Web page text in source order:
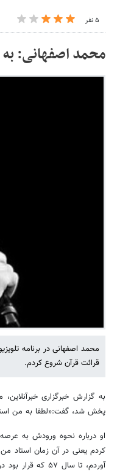
۵ نفر
محمد اصفهانی: به
محمد اصفهانی در برنامه
قرائت قرآن شروع کردم.
به گزارش خبرگزاری
پخش شد، گفت:«لطفا به من
او درباره نحوه ورودش به
کردم یعنی در آن زمان استاد
آوردم، تا سال